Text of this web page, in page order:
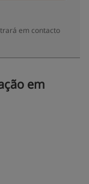
em contacto
em